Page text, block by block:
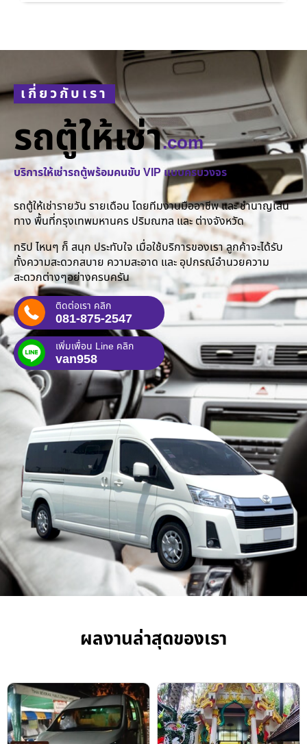
เกี่ยวกับเรา
รถตู้ให้เช่า.com
บริการให้เช่ารถตู้พร้อมคนขับ VIP แบบครบวงจร
รถตู้ให้เช่ารายวัน รายเดือน โดยทีมงานมืออาชีพ และ ชำนาญเส้น
ทาง พื้นที่กรุงเทพมหานคร ปริมณฑล และ ต่างจังหวัด
ทริป ไหนๆ ก็ สนุก ประทับใจ เมื่อใช้บริการของเรา ลูกค้าจะได้รับ
ทั้งความสะดวกสบาย ความสะอาด และ อุปกรณ์อำนวยความ
สะดวกต่างๆอย่างครบครัน
ติดต่อเรา คลิก
081-875-2547
เพิ่มเพื่อน Line คลิก
van958
ผลงานล่าสุดของเรา